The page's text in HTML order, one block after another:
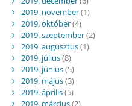
2019. november(1)
2019. október(4)
2019. szeptember(2)
2019. augusztus(1)
2019. július(8)
2019. június(5)
2019. május(3)
2019. április(5)
2019. március(2)